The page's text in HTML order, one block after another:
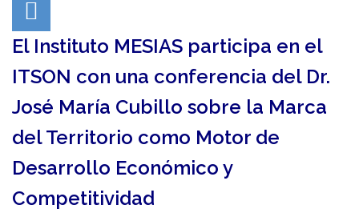
El Instituto MESIAS participa en el
ITSON con una conferencia del Dr.
José María Cubillo sobre la Marca
del Territorio como Motor de
Desarrollo Económico y
Competitividad